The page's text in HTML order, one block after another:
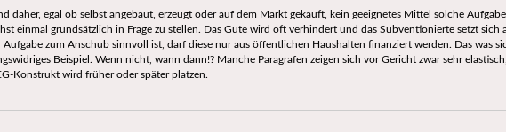
daher, egal ob selbst angebaut, erzeugt oder auf dem Markt gekauft, kein geeignetes Mittel solche
einmal grundsätzlich in Frage zu stellen. Das Gute wird oft verhindert und das Subventionierte setzt sich
zum Anschub sinnvoll ist, darf diese nur aus öffentlichen Haushalten finanziert werden. Das was
Beispiel. Wenn nicht, wann dann!? Manche Paragrafen zeigen sich vor Gericht zwar sehr
Konstrukt wird früher oder später platzen.